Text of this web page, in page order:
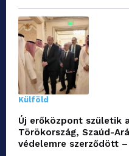
Külföld
Új erőközpont születik
Törökország, Szaúd-
védelemre szerződött